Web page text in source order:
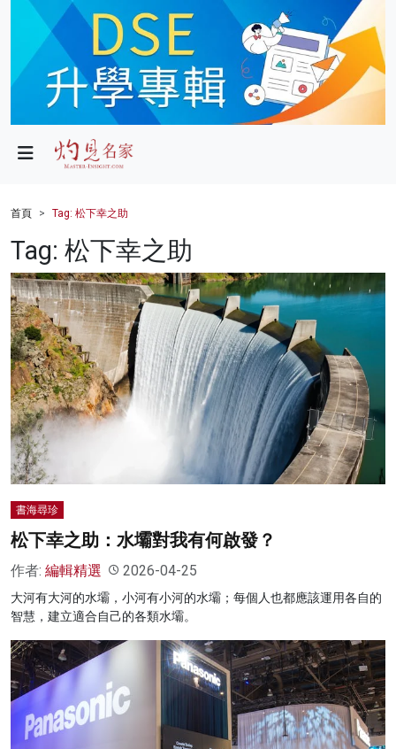
政局
財經
健康
商業
科技
影片
名家榜
灼見活動
首頁 Tag: 松下幸之助
Tag: 松下幸之助
書海尋珍
松下幸之助：水壩對我有何啟發？
作者: 編輯精選 2026-04-25
大河有大河的水壩，小河有小河的水壩；每個人也都應該運用各自的
智慧，建立適合自己的各類水壩。